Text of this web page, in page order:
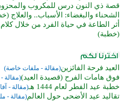
قصة ذي النون درس للمكروب
الشحناء والبغضاء: الأسباب.. والعلاج
أثر الطاعة في حياة الفرد من خلال
(خطبة)
العيد فرحة الفائزين(مقالة - ملفات خاصة)
فوق هامات الفرح (قصيدة العيد)(مقالة
خطبة عيد الفطر لعام 1444 هـ (مقالة -
تقاليد عيد الأضحى حول العالم(مقالة -